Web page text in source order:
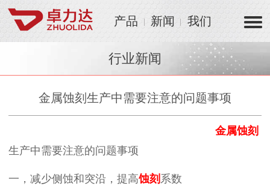
产品 新闻 我们
行业新闻
金属蚀刻生产中需要注意的问题事项
金属蚀刻
生产中需要注意的问题事项
一，减少侧蚀和突沿，提高蚀刻 系数